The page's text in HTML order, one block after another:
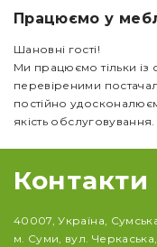
Працюємо у
Шановні гості!
Ми працюємо тільки із
перевіреними
постійно
якість обслуговування.
Контакти
40007, Україна,
м. Суми, вул.